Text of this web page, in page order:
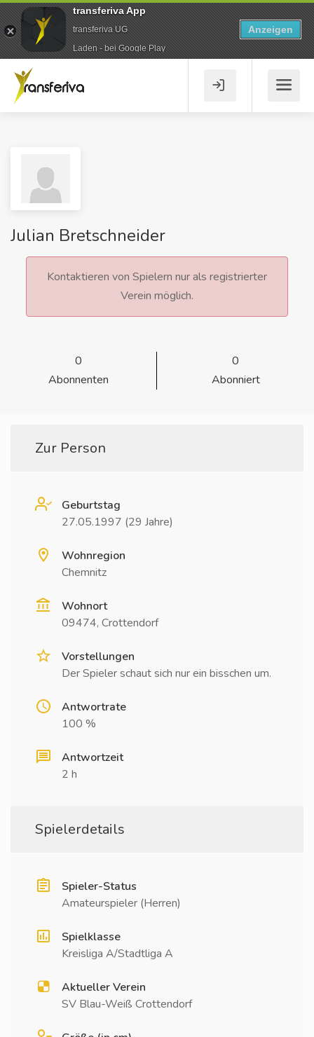
Julian Bretschneider
Kontaktieren von Spielern nur als registrierter
Verein möglich.
0
Abonnenten
0
Abonniert
Zur Person
Geburtstag
27.05.1997 (29 Jahre)
Wohnregion
Chemnitz
Wohnort
09474, Crottendorf
Vorstellungen
Der Spieler schaut sich nur ein bisschen um.
Antwortrate
100 %
Antwortzeit
2 h
Spielerdetails
Spieler-Status
Amateurspieler (Herren)
Spielklasse
Kreisliga A/Stadtliga A
Aktueller Verein
SV Blau-Weiß Crottendorf
transferiva App
transferiva UG
Laden - bei Google Play
Anzeigen